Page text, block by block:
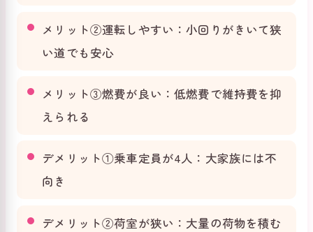
メリット②運転しやすい：小回りがきいて狭
い道でも安心
メリット③燃費が良い：低燃費で維持費を抑
えられる
デメリット①乗車定員が4人：大家族には不
向き
デメリット②荷室が狭い：大量の荷物を積む